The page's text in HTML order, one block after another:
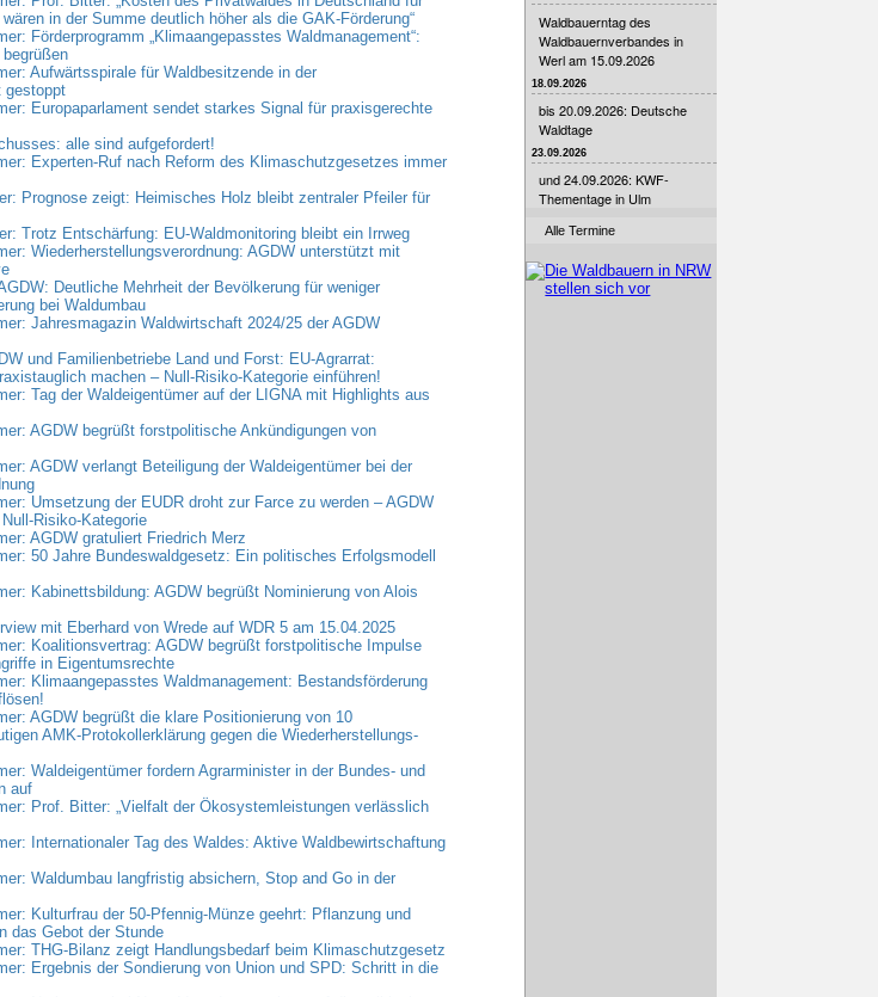
in der Summe deutlich höher als die GAK-Förderung“
Förderprogramm „Klimaangepasstes Waldmanagement“:
Aufwärtsspirale für Waldbesitzende in der
gestoppt
Europaparlament sendet starkes Signal für praxisgerechte
alle sind aufgefordert!
Experten-Ruf nach Reform des Klimaschutzgesetzes immer
Prognose zeigt: Heimisches Holz bleibt zentraler Pfeiler für
Trotz Entschärfung: EU-Waldmonitoring bleibt ein Irrweg
Wiederherstellungsverordnung: AGDW unterstützt mit
Deutliche Mehrheit der Bevölkerung für weniger
bei Waldumbau
Jahresmagazin Waldwirtschaft 2024/25 der AGDW
und Familienbetriebe Land und Forst: EU-Agrarrat:
machen – Null-Risiko-Kategorie einführen!
Tag der Waldeigentümer auf der LIGNA mit Highlights aus
AGDW begrüßt forstpolitische Ankündigungen von
AGDW verlangt Beteiligung der Waldeigentümer bei der
Umsetzung der EUDR droht zur Farce zu werden – AGDW
Risiko-Kategorie
AGDW gratuliert Friedrich Merz
50 Jahre Bundeswaldgesetz: Ein politisches Erfolgsmodell
Kabinettsbildung: AGDW begrüßt Nominierung von Alois
mit Eberhard von Wrede auf WDR 5 am 15.04.2025
Koalitionsvertrag: AGDW begrüßt forstpolitische Impulse
in Eigentumsrechte
Klimaangepasstes Waldmanagement: Bestandsförderung
AGDW begrüßt die klare Positionierung von 10
AMK-Protokollerklärung gegen die Wiederherstellungs-
Waldeigentümer fordern Agrarminister in der Bundes- und
auf
Prof. Bitter: „Vielfalt der Ökosystemleistungen verlässlich
Internationaler Tag des Waldes: Aktive Waldbewirtschaftung
Waldumbau langfristig absichern, Stop and Go in der
Kulturfrau der 50-Pfennig-Münze geehrt: Pflanzung und
das Gebot der Stunde
THG-Bilanz zeigt Handlungsbedarf beim Klimaschutzgesetz
Ergebnis der Sondierung von Union und SPD: Schritt in die
Waldbauerntag des
Waldbauernverbandes in
Werl am 15.09.2026
18.09.2026
bis 20.09.2026: Deutsche
Waldtage
23.09.2026
und 24.09.2026: KWF-
Thementage in Ulm
Alle Termine